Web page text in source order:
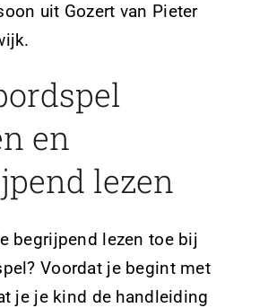
uit Gozert van Pieter
en
lezen
begrijpend lezen toe bij
Voordat je begint met
je je kind de handleiding